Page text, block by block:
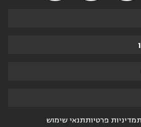
מדיניות פרטיותתנאי שימוש